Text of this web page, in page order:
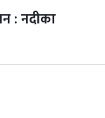
७ महिना बाँकी
: नदीका